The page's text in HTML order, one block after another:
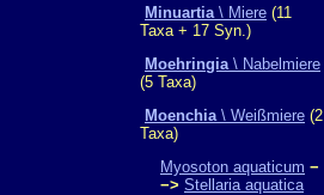
Minuartia\ Miere (11
Taxa + 17 Syn.)
Moehringia\ Nabelmiere
(5 Taxa)
Moenchia\ Weißmiere (2
Taxa)
Myosoton aquaticum −
−> Stellaria aquatica